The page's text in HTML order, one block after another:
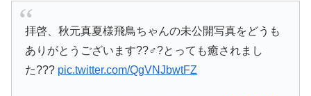
拝啓、秋元真夏様飛鳥ちゃんの未公開写真をどうも
ありがとうございます??♂?とっても癒されまし
た??? pic.twitter.com/QgVNJbwtFZ